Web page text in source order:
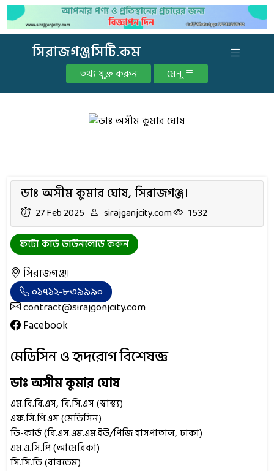
সিরাজগঞ্জসিটি.কম
তথ্য যুক্ত করুন মেনু
ডাঃ অসীম কুমার ঘোষ, সিরাজগঞ্জ।
27 Feb 2025 sirajganjcity.com 1532
ফটো কার্ড ডাউনলোড করুন
সিরাজগঞ্জ।
০১৭১২-৮৩৯৯৯০
contract@sirajgonjcity.com
Facebook
মেডিসিন ও হৃদরোগ বিশেষজ্ঞ
ডাঃ অসীম কুমার ঘোষ
এম.বি.বি.এস, বি.সি.এস (স্বাস্থ্য)
এফ.সি.পি.এস (মেডিসিন)
ডি-কার্ড (বি.এস.এম.এম.ইউ/পিজি হাসপাতাল, ঢাকা)
এম.এ.সি.পি (আমেরিকা)
সি.সি.ডি (বারডেম)